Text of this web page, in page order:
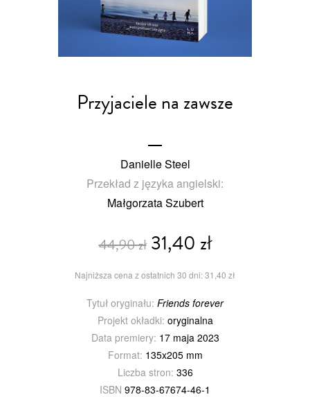
Przyjaciele na zawsze
Danielle Steel
Przekład z języka angielski:
Małgorzata Szubert
44,90 zł31,40 zł
Najniższa cena z ostatnich 30 dni: 31,40 zł
Tytuł oryginału: Friends forever
Projekt okładki: oryginalna
Data premiery: 17 maja 2023
Format: 135x205 mm
Liczba stron: 336
ISBN 978-83-67674-46-1